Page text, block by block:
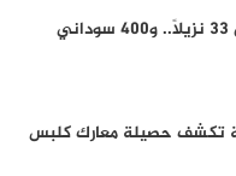
165 مليون جنيه لإطلاق 33 نزيلاً.. و400 سوداني
تكشف حصيلة معارك كلبس